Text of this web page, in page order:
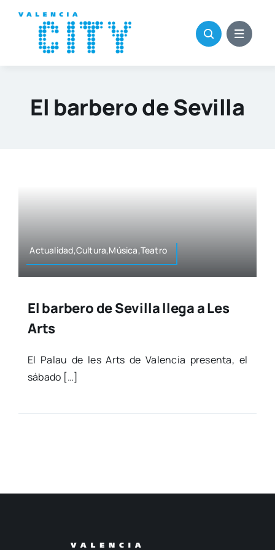
contenido
El barbero de Sevilla
Actualidad,Cultura,Música,Teatro
El barbero de Sevilla llega a Les
Arts
El Palau de les Arts de Valen­cia pre­sen­ta, el
sába­do […]